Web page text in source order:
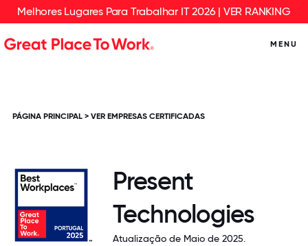
Melhores Lugares Para Trabalhar IT 2026 | VER RANKING
MENU
PÁGINA PRINCIPAL > VER EMPRESAS CERTIFICADAS
Present
Technologies
Atualização de Maio de 2025.